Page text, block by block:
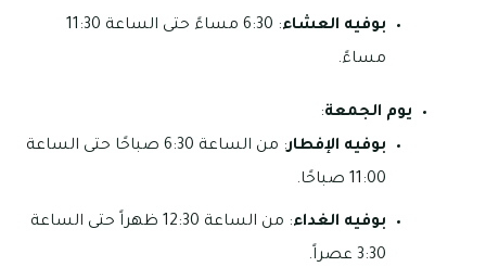
بوفيه العشاء
: 6:30 مساءً حتى الساعة 11:30
مساءً.
يوم الجمعة:
بوفيه الإفطار
: من الساعة 6:30 صباحًا حتى الساعة
11:00 صباحًا.
بوفيه الغداء
: من الساعة 12:30 ظهراً حتى الساعة
3:30 عصراً.